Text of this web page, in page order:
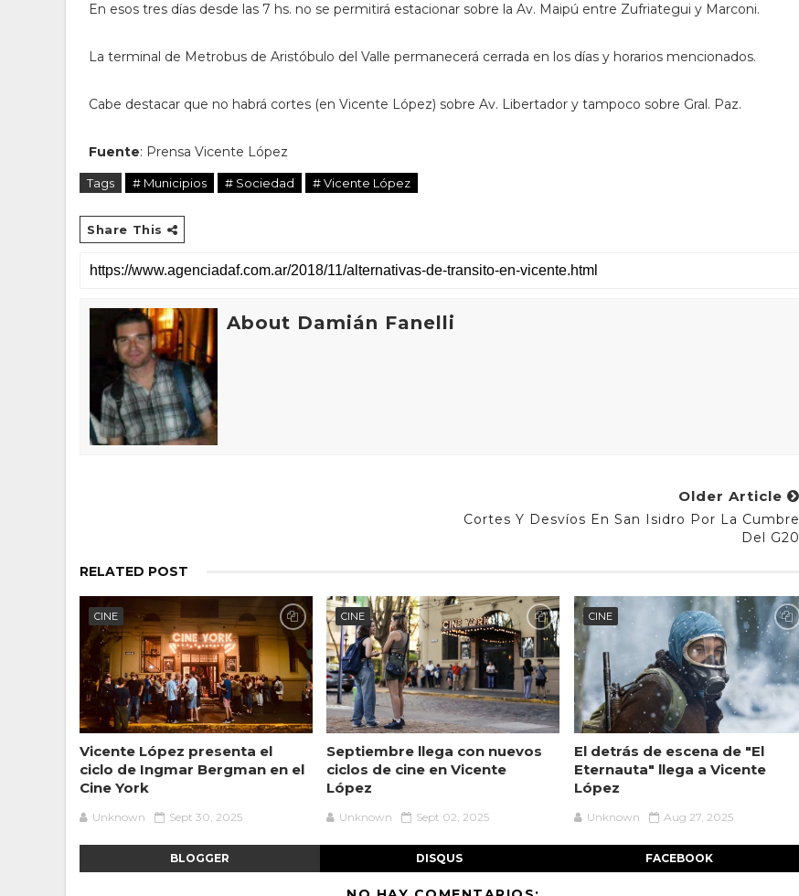
En esos tres días desde las 7 hs. no se permitirá estacionar sobre la Av. Maipú entre Zufriategui y Marconi.
La terminal de Metrobus de Aristóbulo del Valle permanecerá cerrada en los días y horarios mencionados.
Cabe destacar que no habrá cortes (en Vicente López) sobre Av. Libertador y tampoco sobre Gral. Paz.
Fuente: Prensa Vicente López
Tags # Municipios # Sociedad # Vicente López
Share This
About Damián Fanelli
Older Article
Cortes Y Desvíos En San Isidro Por La Cumbre
Del G20
RELATED POST
CINE
Vicente López presenta el
ciclo de Ingmar Bergman en el
Cine York
Unknown Sept 30, 2025
CINE
Septiembre llega con nuevos
ciclos de cine en Vicente
López
Unknown Sept 02, 2025
CINE
El detrás de escena de "El
Eternauta" llega a Vicente
López
Unknown Aug 27, 2025
BLOGGER DISQUS FACEBOOK